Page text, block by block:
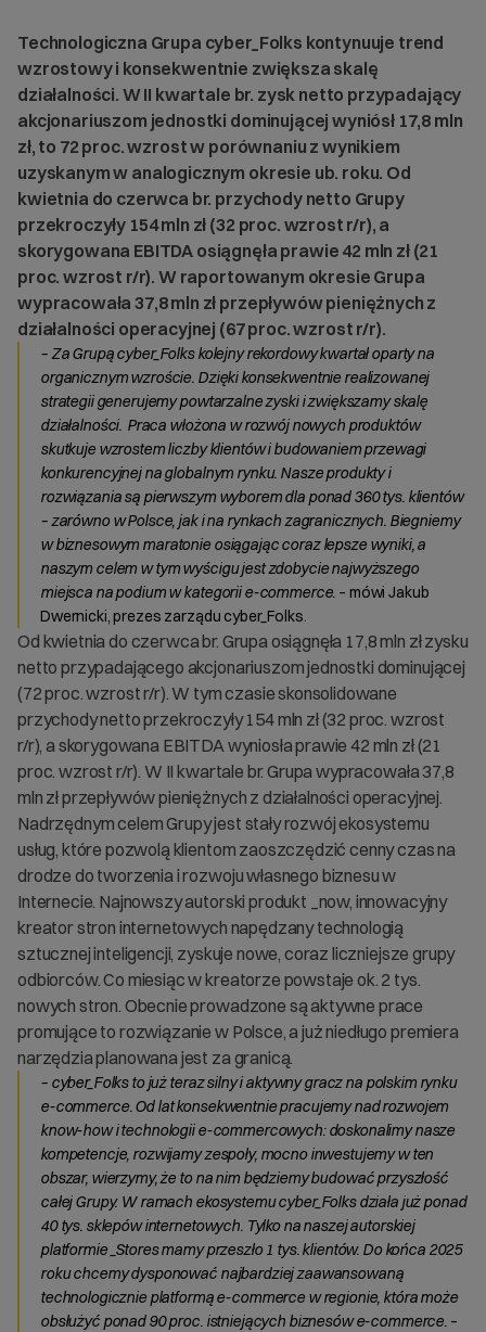
Technologiczna Grupa cyber_Folks kontynuuje trend
wzrostowy i konsekwentnie zwiększa skalę
działalności. W II kwartale br. zysk netto przypadający
akcjonariuszom jednostki dominującej wyniósł 17,8 mln
zł, to 72 proc. wzrost w porównaniu z wynikiem
uzyskanym w analogicznym okresie ub. roku. Od
kwietnia do czerwca br. przychody netto Grupy
przekroczyły 154 mln zł (32 proc. wzrost r/r), a
skorygowana EBITDA osiągnęła prawie 42 mln zł (21
proc. wzrost r/r). W raportowanym okresie Grupa
wypracowała 37,8 mln zł przepływów pieniężnych z
działalności operacyjnej (67 proc. wzrost r/r).
–Za Grupą cyber_Folks kolejny rekordowy kwartał oparty na
organicznym wzroście. Dzięki konsekwentnie realizowanej
strategii generujemy powtarzalne zyski i zwiększamy skalę
działalności. Praca włożona w rozwój nowych produktów
skutkuje wzrostem liczby klientów i budowaniem przewagi
konkurencyjnej na globalnym rynku. Nasze produkty i
rozwiązania są pierwszym wyborem dla ponad 360 tys. klientów
– zarówno w Polsce, jak i na rynkach zagranicznych. Biegniemy
w biznesowym maratonie osiągając coraz lepsze wyniki, a
naszym celem w tym wyścigu jest zdobycie najwyższego
miejsca na podium w kategorii e-commerce. – mówi Jakub
Dwernicki, prezes zarządu cyber_Folks.
Od kwietnia do czerwca br. Grupa osiągnęła 17,8 mln zł zysku
netto przypadającego akcjonariuszom jednostki dominującej
(72 proc. wzrost r/r). W tym czasie skonsolidowane
przychody netto przekroczyły 154 mln zł (32 proc. wzrost
r/r), a skorygowana EBITDA wyniosła prawie 42 mln zł (21
proc. wzrost r/r). W II kwartale br. Grupa wypracowała 37,8
mln zł przepływów pieniężnych z działalności operacyjnej.
Nadrzędnym celem Grupy jest stały rozwój ekosystemu
usług, które pozwolą klientom zaoszczędzić cenny czas na
drodze do tworzenia i rozwoju własnego biznesu w
Internecie. Najnowszy autorski produkt _now, innowacyjny
kreator stron internetowych napędzany technologią
sztucznej inteligencji, zyskuje nowe, coraz liczniejsze grupy
odbiorców. Co miesiąc w kreatorze powstaje ok. 2 tys.
nowych stron. Obecnie prowadzone są aktywne prace
promujące to rozwiązanie w Polsce, a już niedługo premiera
narzędzia planowana jest za granicą.
– cyber_Folks to już teraz silny i aktywny gracz na polskim rynku
e-commerce. Od lat konsekwentnie pracujemy nad rozwojem
know-how i technologii e-commercowych: doskonalimy nasze
kompetencje, rozwijamy zespoły, mocno inwestujemy w ten
obszar, wierzymy, że to na nim będziemy budować przyszłość
całej Grupy. W ramach ekosystemu cyber_Folks działa już ponad
40 tys. sklepów internetowych. Tylko na naszej autorskiej
platformie _Stores mamy przeszło 1 tys. klientów. Do końca 2025
roku chcemy dysponować najbardziej zaawansowaną
technologicznie platformą e-commerce w regionie, która może
obsłużyć ponad 90 proc. istniejących biznesów e-commerce. –